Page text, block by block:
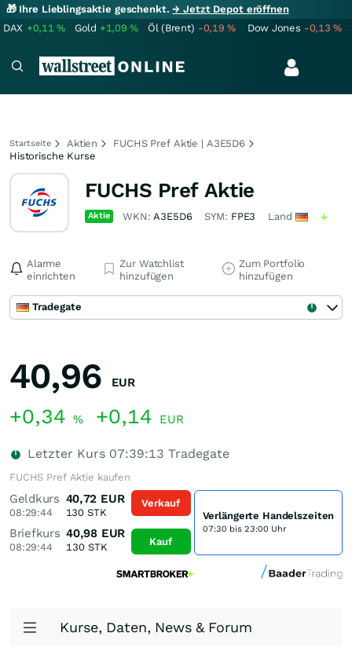
🎁 Ihre Lieblingsaktie geschenkt.→ Jetzt Depot eröffnen
DAX +0,11% Gold +1,09% Öl (Brent) -0,19% Dow Jones -0,13%
Startseite Aktien
FUCHS Pref Aktie | A3E5D6
Historische Kurse
FUCHS Pref Aktie
Aktie WKN:A3E5D6 SYM: FPE3 Land
Alarme
einrichten
Zur Watchlist
hinzufügen
Zum Portfolio
hinzufügen
Tradegate
40,96 EUR
+0,34 % +0,14 EUR
Letzter Kurs 07:39:13 Tradegate
FUCHS Pref Aktie kaufen
Geldkurs
08:29:44
40,72 EUR
130 STK
Briefkurs
08:29:44
40,98 EUR
130STK
Verkauf
Kauf
Verlängerte Handelszeiten
07:30 bis 23:00 Uhr
Kurse, Daten, News & Forum